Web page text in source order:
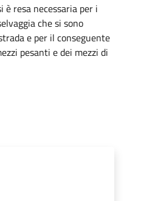
è resa necessaria per i
che si sono
e per il conseguente
pesanti e dei mezzi di